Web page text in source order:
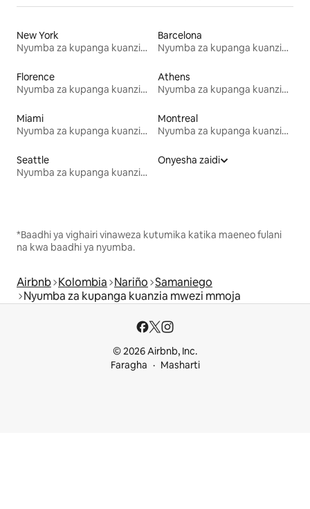
New York
Nyumba za kupanga kuanzia mwezi mmoja
Barcelona
Nyumba za kupanga kuanzia mwezi mmoja
Florence
Nyumba za kupanga kuanzia mwezi mmoja
Athens
Nyumba za kupanga kuanzia mwezi mmoja
Miami
Nyumba za kupanga kuanzia mwezi mmoja
Montreal
Nyumba za kupanga kuanzia mwezi mmoja
Seattle
Nyumba za kupanga kuanzia mwezi mmoja
Onyesha zaidi
*Baadhi ya vighairi vinaweza kutumika katika maeneo fulani
na kwa baadhi ya nyumba.
Airbnb Kolombia Nariño Samaniego
Nyumba za kupanga kuanzia mwezi mmoja
© 2026 Airbnb, Inc.
Faragha
Masharti